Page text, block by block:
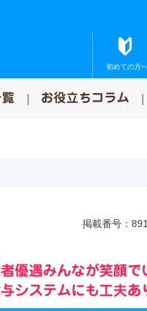
初めての方
お役立ちコラム
掲載番号：
優遇みんなが笑顔
システムにも工夫あ